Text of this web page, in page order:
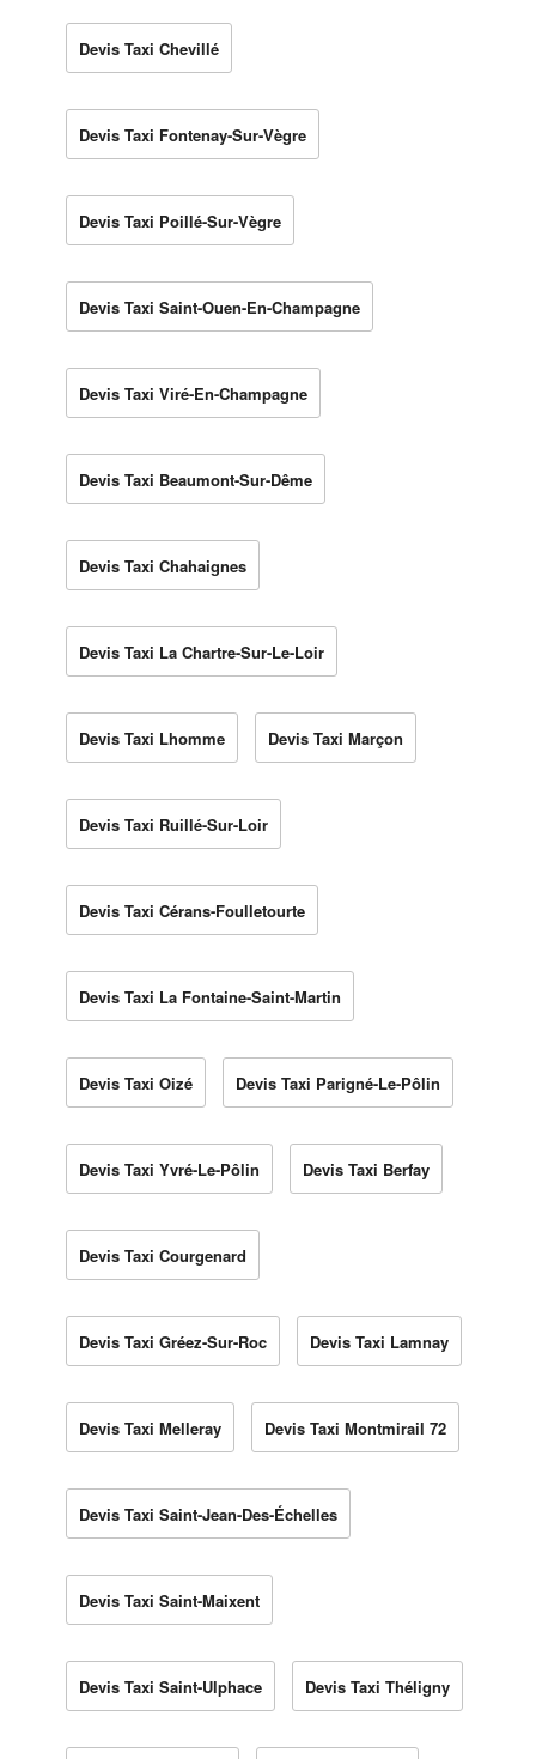
Devis Taxi Chevillé
Devis Taxi Fontenay-Sur-Vègre
Devis Taxi Poillé-Sur-Vègre
Devis Taxi Saint-Ouen-En-Champagne
Devis Taxi Viré-En-Champagne
Devis Taxi Beaumont-Sur-Dême
Devis Taxi Chahaignes
Devis Taxi La Chartre-Sur-Le-Loir
Devis Taxi Lhomme Devis Taxi Marçon
Devis Taxi Ruillé-Sur-Loir
Devis Taxi Cérans-Foulletourte
Devis Taxi La Fontaine-Saint-Martin
Devis Taxi Oizé Devis Taxi Parigné-Le-Pôlin
Devis Taxi Yvré-Le-Pôlin Devis Taxi Berfay
Devis Taxi Courgenard
Devis Taxi Gréez-Sur-Roc Devis Taxi Lamnay
Devis Taxi Melleray Devis Taxi Montmirail 72
Devis Taxi Saint-Jean-Des-Échelles
Devis Taxi Saint-Maixent
Devis Taxi Saint-Ulphace Devis Taxi Théligny